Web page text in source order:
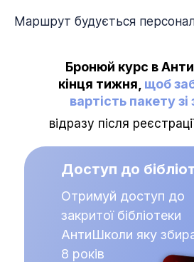
Маршрут будується
Бронюй курс в
кінця тижня, щоб
вартість пакету
Доступ до
Отримуй доступ до
закритої бібліотеки
АнтиШколи яку
8 років
відразу після